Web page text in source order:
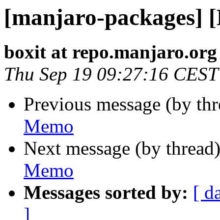
[manjaro-packages]
boxit at repo.manjaro.org
Thu Sep 19 09:27:16
Previous message (by
Memo
Next message (by
Memo
Messages sorted by: [
]